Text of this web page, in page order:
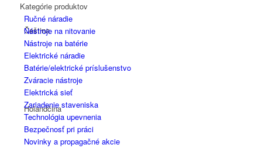
Čeština
Holandčina
Kategórie produktov
Ručné náradie
Nástroje na nitovanie
Nástroje na batérie
Elektrické náradie
Batérie/elektrické príslušenstvo
Zváracie nástroje
Elektrická sieť
Zariadenie staveniska
Technológia upevnenia
Bezpečnosť pri práci
Novinky a propagačné akcie